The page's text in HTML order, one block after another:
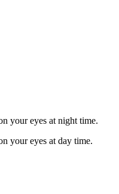
your eyes at night time.
your eyes at day time.